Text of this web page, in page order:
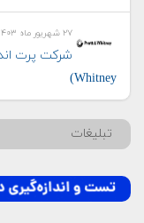
۲۷ شهریور ماه ۱۴۰۳
Whitney)
تبلیغات